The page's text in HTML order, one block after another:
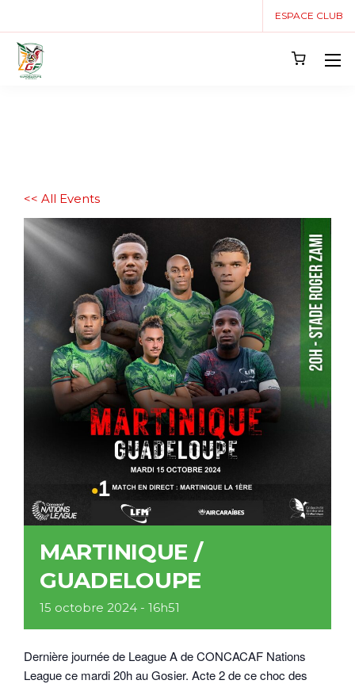
ESPACE CLUB
<< All Events
MARTINIQUE /
GUADELOUPE
15 octobre 2024 - 16h51
Dernière journée de League A de CONCACAF Nations
League ce mardi 20h au Gosier. Acte 2 de ce choc des